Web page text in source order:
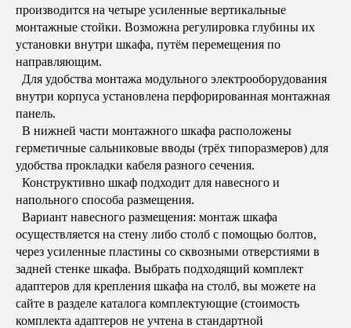
производится на четыре усиленные вертикальные
монтажные стойки. Возможна регулировка глубины их
установки внутри шкафа, путём перемещения по
направляющим.
Для удобства монтажа модульного электрооборудования
внутри корпуса установлена перфорированная монтажная
панель.
В нижней части монтажного шкафа расположены
герметичные сальниковые вводы (трёх типоразмеров) для
удобства прокладки кабеля разного сечения.
Конструктивно шкаф подходит для навесного и
напольного способа размещения.
Вариант навесного размещения: монтаж шкафа
осуществляется на стену либо столб с помощью болтов,
через усиленные пластины со сквозными отверстиями в
задней стенке шкафа. Выбрать подходящий комплект
адаптеров для крепления шкафа на столб, вы можете на
сайте в разделе каталога комплектующие (стоимость
комплекта адаптеров не учтена в стандартной